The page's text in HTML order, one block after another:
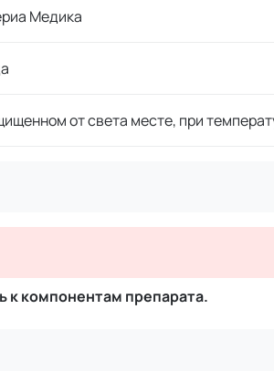
Медика
от света месте, при
к компонентам препарата.